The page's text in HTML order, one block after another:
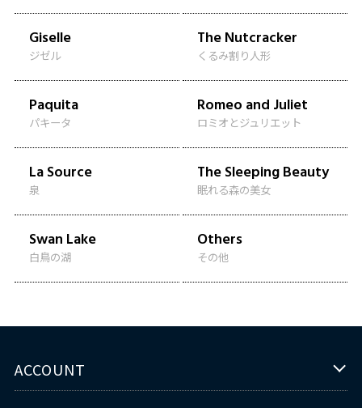
Giselle
ジゼル
The Nutcracker
くるみ割り人形
Paquita
パキータ
Romeo and Juliet
ロミオとジュリエット
La Source
泉
The Sleeping Beauty
眠れる森の美女
Swan Lake
白鳥の湖
Others
その他
ACCOUNT